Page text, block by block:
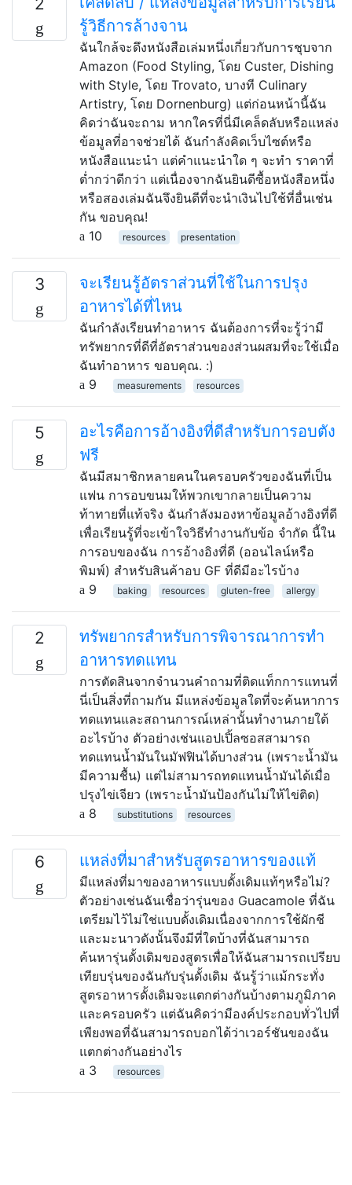
รู้วิธีการล้างจาน
ฉันใกล้จะดึงหนังสือเล่มหนึ่งเกี่ยวกับการชุบจาก
Amazon (Food Styling, โดย Custer, Dishing
with Style, โดย Trovato, บางที Culinary
Artistry, โดย Dornenburg) แต่ก่อนหน้านี้ฉัน
คิดว่าฉันจะถาม หากใครที่นี่มีเคล็ดลับหรือแหล่ง
ข้อมูลที่อาจช่วยได้ ฉันกำลังคิดเว็บไซต์หรือ
หนังสือแนะนำ แต่คำแนะนำใด ๆ จะทำ ราคาที่
ต่ำกว่าดีกว่า แต่เนื่องจากฉันยินดีซื้อหนังสือหนึ่ง
หรือสองเล่มฉันจึงยินดีที่จะนำเงินไปใช้ที่อื่นเช่น
กัน ขอบคุณ!
10
resources presentation
3
จะเรียนรู้อัตราส่วนที่ใช้ในการปรุง
อาหารได้ที่ไหน
ฉันกำลังเรียนทำอาหาร ฉันต้องการที่จะรู้ว่ามี
ทรัพยากรที่ดีที่อัตราส่วนของส่วนผสมที่จะใช้เมื่อ
ฉันทำอาหาร ขอบคุณ. :)
9
measurements resources
5
อะไรคือการอ้างอิงที่ดีสำหรับการอบตัง
ฟรี
ฉันมีสมาชิกหลายคนในครอบครัวของฉันที่เป็น
แฟน การอบขนมให้พวกเขากลายเป็นความ
ท้าทายที่แท้จริง ฉันกำลังมองหาข้อมูลอ้างอิงที่ดี
เพื่อเรียนรู้ที่จะเข้าใจวิธีทำงานกับข้อ จำกัด นี้ใน
การอบของฉัน การอ้างอิงที่ดี (ออนไลน์หรือ
พิมพ์) สำหรับสินค้าอบ GF ที่ดีมีอะไรบ้าง
9
baking resources gluten-free allergy
2
ทรัพยากรสำหรับการพิจารณาการทำ
อาหารทดแทน
การตัดสินจากจำนวนคำถามที่ติดแท็กการแทนที่
นี่เป็นสิ่งที่ถามกัน มีแหล่งข้อมูลใดที่จะค้นหาการ
ทดแทนและสถานการณ์เหล่านั้นทำงานภายใต้
อะไรบ้าง ตัวอย่างเช่นแอปเปิ้ลซอสสามารถ
ทดแทนน้ำมันในมัฟฟินได้บางส่วน (เพราะน้ำมัน
มีความชื้น) แต่ไม่สามารถทดแทนน้ำมันได้เมื่อ
ปรุงไข่เจียว (เพราะน้ำมันป้องกันไม่ให้ไข่ติด)
8
substitutions resources
6 แหล่งที่มาสำหรับสูตรอาหารของแท้
มีแหล่งที่มาของอาหารแบบดั้งเดิมแท้ๆหรือไม่?
ตัวอย่างเช่นฉันเชื่อว่ารุ่นของ Guacamole ที่ฉัน
เตรียมไว้ไม่ใช่แบบดั้งเดิมเนื่องจากการใช้ผักชี
และมะนาวดังนั้นจึงมีที่ใดบ้างที่ฉันสามารถ
ค้นหารุ่นดั้งเดิมของสูตรเพื่อให้ฉันสามารถเปรียบ
เทียบรุ่นของฉันกับรุ่นดั้งเดิม ฉันรู้ว่าแม้กระทั่ง
สูตรอาหารดั้งเดิมจะแตกต่างกันบ้างตามภูมิภาค
และครอบครัว แต่ฉันคิดว่ามีองค์ประกอบทั่วไปที่
เพียงพอที่ฉันสามารถบอกได้ว่าเวอร์ชันของฉัน
แตกต่างกันอย่างไร
3
resources